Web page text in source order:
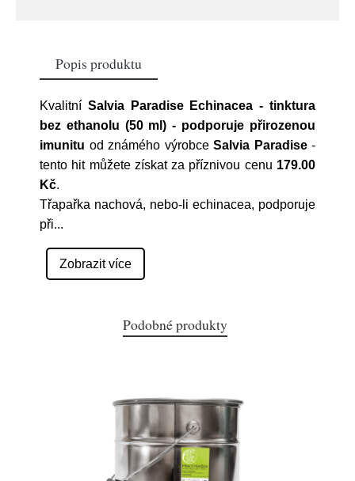
Popis produktu
Kvalitní Salvia Paradise Echinacea - tinktura
bez ethanolu (50 ml) - podporuje přirozenou
imunitu od známého výrobce Salvia Paradise-
tento hit můžete získat za příznivou cenu 179.00
Kč.
Třapařka nachová, nebo-li echinacea, podporuje
při...
Zobrazit více
Podobné produkty